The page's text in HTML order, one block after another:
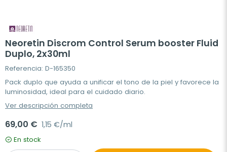
Neoretin Discrom Control Serum booster Fluid
Duplo, 2x30ml
Referencia: D-165350
Pack duplo que ayuda a unificar el tono de la piel y favorece la
luminosidad, ideal para el cuidado diario.
Ver descripción completa
69,00 € 1,15 €/ml
En stock